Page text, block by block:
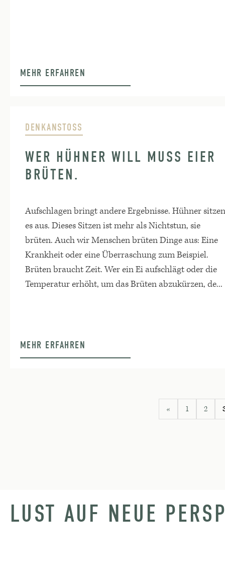
MEHR ERFAHREN
DENKANSTOSS
WER HÜHNER WILL MUSS EIER
BRÜTEN.
Aufschlagen bringt andere Ergebnisse. Hühner sitzen
es aus. Dieses Sitzen ist mehr als Nichtstun, sie
brüten. Auch wir Menschen brüten Dinge aus: Eine
Krankheit oder eine Überraschung zum Beispiel.
Brüten braucht Zeit. Wer ein Ei aufschlägt oder die
Temperatur erhöht, um das Brüten abzukürzen, de...
MEHR ERFAHREN
« 1 2
LUST AUF NEUE